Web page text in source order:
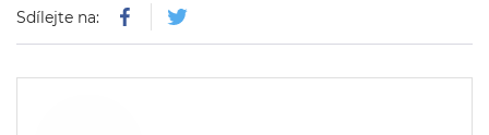
Sdílejte na: